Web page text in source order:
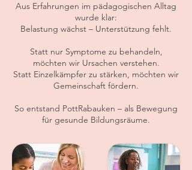
Aus Erfahrungen im pädagogischen Alltag
wurde klar:
Belastung wächst – Unterstützung fehlt.
Statt nur Symptome zu behandeln,
möchten wir Ursachen verstehen.
Statt Einzelkämpfer zu stärken, möchten wir
Gemeinschaft fördern.
So entstand PottRabauken – als Bewegung
für gesunde Bildungsräume.